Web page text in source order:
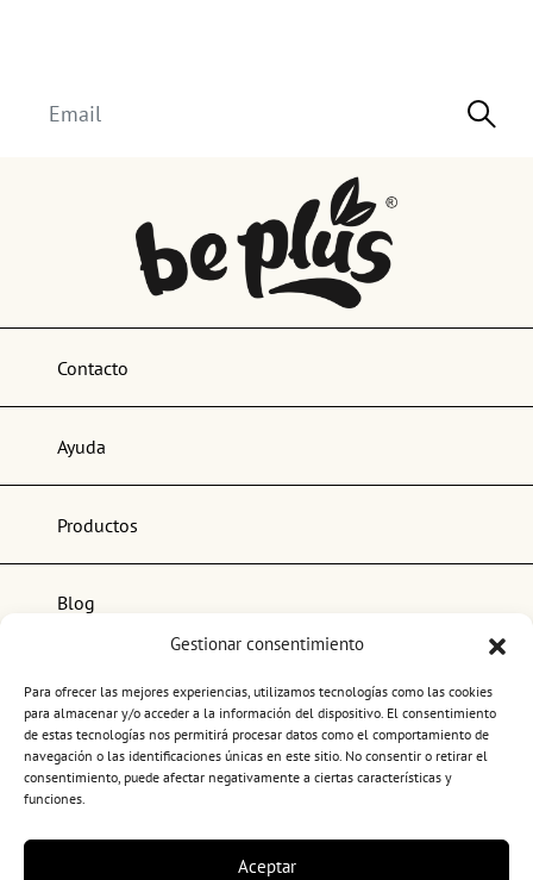
Gestionar consentimiento
Para ofrecer las mejores experiencias, utilizamos tecnologías como las cookies
para almacenar y/o acceder a la información del dispositivo. El consentimiento
de estas tecnologías nos permitirá procesar datos como el comportamiento de
navegación o las identificaciones únicas en este sitio. No consentir o retirar el
consentimiento, puede afectar negativamente a ciertas características y
funciones.
Aceptar
Contacto
Ayuda
Productos
Blog
Lo más popular